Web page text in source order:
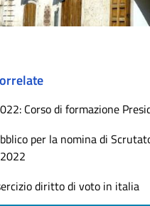
Corso di formazione
per la nomina di
diritto di voto in italia